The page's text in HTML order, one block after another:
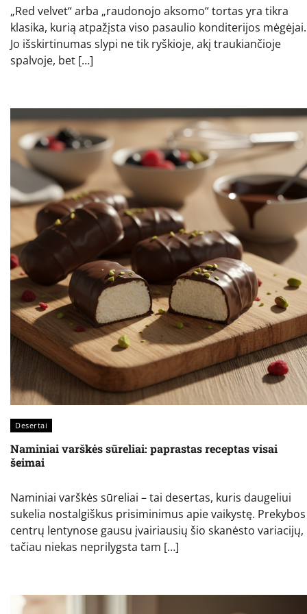
„Red velvet“ arba „raudonojo aksomo“ tortas yra tikra
klasika, kurią atpažįsta viso pasaulio konditerijos mėgėjai.
Jo išskirtinumas slypi ne tik ryškioje, akį traukiančioje
spalvoje, bet […]
Desertai
Naminiai varškės sūreliai: paprastas receptas visai
šeimai
Naminiai varškės sūreliai – tai desertas, kuris daugeliui
sukelia nostalgiškus prisiminimus apie vaikystę. Prekybos
centrų lentynose gausu įvairiausių šio skanėsto variacijų,
tačiau niekas neprilygsta tam […]